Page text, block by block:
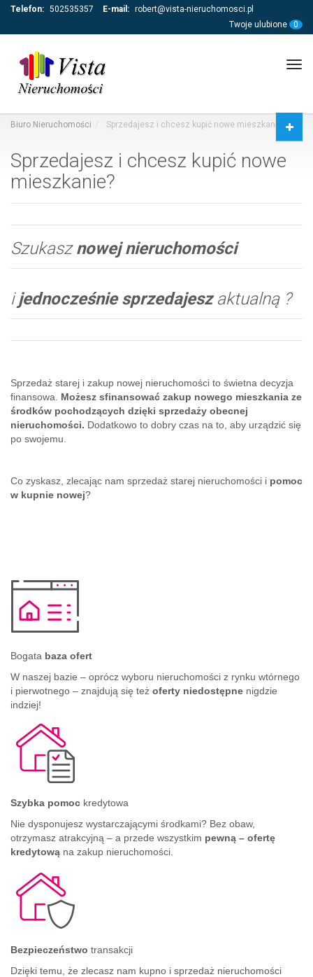
Telefon: 502535357 E-mail: robert@vista-nieruchomosci.pl
Twoje ulubione
0
Biuro Nieruchomości Sprzedajesz i chcesz kupić nowe mieszkanie?
Sprzedajesz i chcesz kupić nowe
mieszkanie?
Szukasznowej nieruchomości
ijednocześnie sprzedajeszaktualną ?
Sprzedaż starej i zakup nowej nieruchomości to świetna decyzja
finansowa. Możesz sfinansować zakup nowego mieszkania ze
środków pochodzących dzięki sprzedaży obecnej
nieruchomości. Dodatkowo to dobry czas na to, aby urządzić się
po swojemu.
Co zyskasz, zlecając nam sprzedaż starej nieruchomości i pomoc
w kupnie nowej?
Bogata baza ofert
W naszej bazie – oprócz wyboru nieruchomości z rynku wtórnego
i pierwotnego – znajdują się też oferty niedostępne nigdzie
indziej!
Szybka pomoc kredytowa
Nie dysponujesz wystarczającymi środkami? Bez obaw,
otrzymasz atrakcyjną – a przede wszystkim pewną – ofertę
kredytową na zakup nieruchomości.
Bezpieczeństwo transakcji
Dzięki temu, że zlecasz nam kupno i sprzedaż nieruchomości